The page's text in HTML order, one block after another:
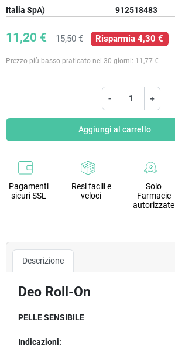
Italia SpA)
912518483
11,20 € 15,50 € Risparmia 4,30 €
Prezzo più basso praticato nei 30 giorni: 11,77 €
- +
Aggiungi al carrello
Pagamenti
sicuri SSL
Resi facili e
veloci
Solo
Farmacie
autorizzate
Descrizione
Deo Roll-On
PELLE SENSIBILE
Indicazioni: